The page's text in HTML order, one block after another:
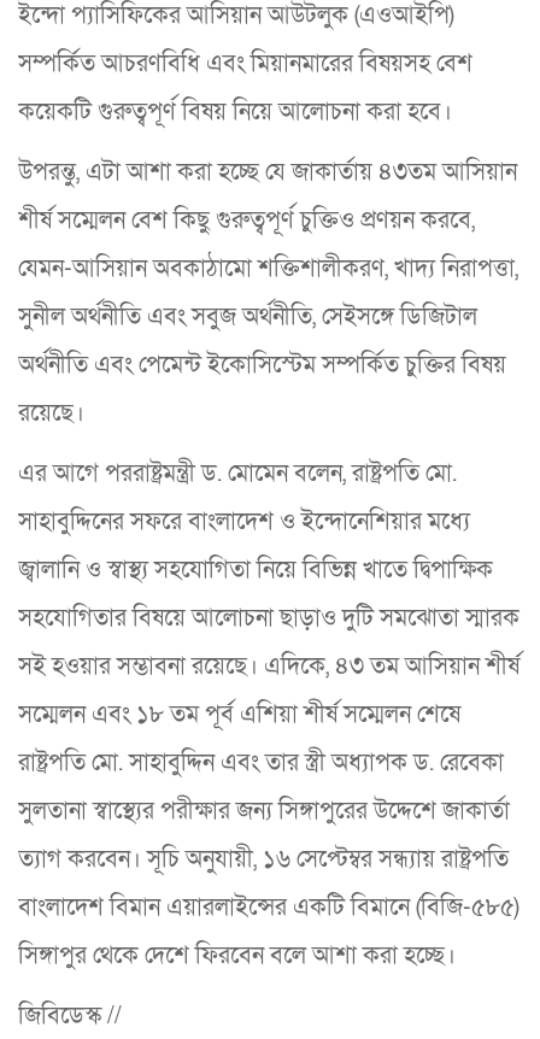
ইন্দো প্যাসিফিকের আসিয়ান আউটলুক (এওআইপি)
সম্পর্কিত আচরণবিধি এবং মিয়ানমারের বিষয়সহ বেশ
কয়েকটি গুরুত্বপূর্ণ বিষয় নিয়ে আলোচনা করা হবে।
উপরন্তু, এটা আশা করা হচ্ছে যে জাকার্তায় ৪৩তম আসিয়ান
শীর্ষ সম্মেলন বেশ কিছু গুরুত্বপূর্ণ চুক্তিও প্রণয়ন করবে,
যেমন-আসিয়ান অবকাঠামো শক্তিশালীকরণ, খাদ্য নিরাপত্তা,
সুনীল অর্থনীতি এবং সবুজ অর্থনীতি, সেইসঙ্গে ডিজিটাল
অর্থনীতি এবং পেমেন্ট ইকোসিস্টেম সম্পর্কিত চুক্তির বিষয়
রয়েছে।
এর আগে পররাষ্ট্রমন্ত্রী ড. মোমেন বলেন, রাষ্ট্রপতি মো.
সাহাবুদ্দিনের সফরে বাংলাদেশ ও ইন্দোনেশিয়ার মধ্যে
জ্বালানি ও স্বাস্থ্য সহযোগিতা নিয়ে বিভিন্ন খাতে দ্বিপাক্ষিক
সহযোগিতার বিষয়ে আলোচনা ছাড়াও দুটি সমঝোতা স্মারক
সই হওয়ার সম্ভাবনা রয়েছে। এদিকে, ৪৩ তম আসিয়ান শীর্ষ
সম্মেলন এবং ১৮ তম পূর্ব এশিয়া শীর্ষ সম্মেলন শেষে
রাষ্ট্রপতি মো. সাহাবুদ্দিন এবং তার স্ত্রী অধ্যাপক ড. রেবেকা
সুলতানা স্বাস্থ্যের পরীক্ষার জন্য সিঙ্গাপুরের উদ্দেশে জাকার্তা
ত্যাগ করবেন। সূচি অনুযায়ী, ১৬ সেপ্টেম্বর সন্ধ্যায় রাষ্ট্রপতি
বাংলাদেশ বিমান এয়ারলাইন্সের একটি বিমানে (বিজি-৫৮৫)
সিঙ্গাপুর থেকে দেশে ফিরবেন বলে আশা করা হচ্ছে।
জিবিডেস্ক //